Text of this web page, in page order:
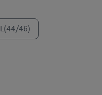
L(44/46)